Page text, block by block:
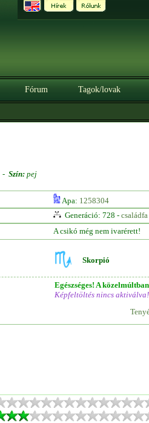
Fórum Tagok/lovak
- Szín: pej
Apa: 1258304
Generáció: 728 - családfa
A csikó még nem ivarérett!
Skorpió
Egészséges! A
Képfeltöltés nincs aktiválva!